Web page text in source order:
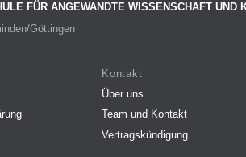
FÜR ANGEWANDTE WISSENSCHAFT UND
Göttingen
Kontakt
Über uns
Team und Kontakt
Vertragskündigung